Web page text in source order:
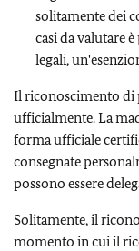
solitamente dei
casi da valutare
legali,
Il riconoscimento di
ufficialmente. La
forma ufficiale
consegnate
possono essere
Solitamente, il
momento in cui il